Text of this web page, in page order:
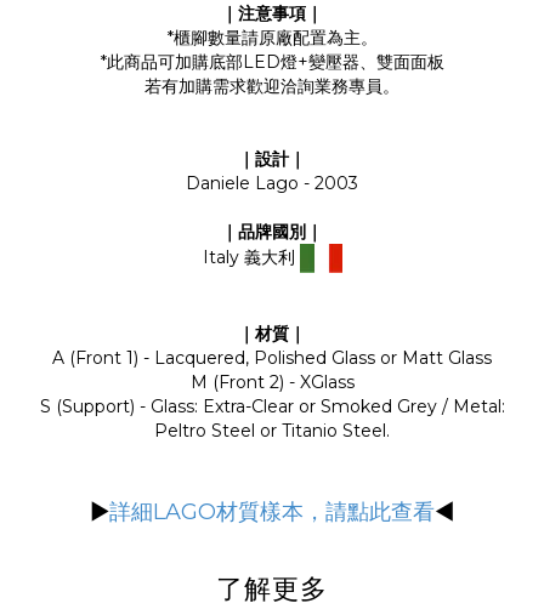
｜注意事項｜
*櫃腳數量請原廠配置為主。
*此商品可加購底部LED燈+變壓器、雙面面板
若有加購需求歡迎洽詢業務專員。
｜設計｜
Daniele Lago - 2003
｜品牌國別｜
Italy 義大利
｜材質｜
A (Front 1) - Lacquered, Polished Glass or Matt Glass
M (Front 2) - XGlass
S (Support) - Glass: Extra-Clear or Smoked Grey / Metal:
Peltro Steel or Titanio Steel.
▶詳細LAGO材質樣本，請點此查看◀
了解更多